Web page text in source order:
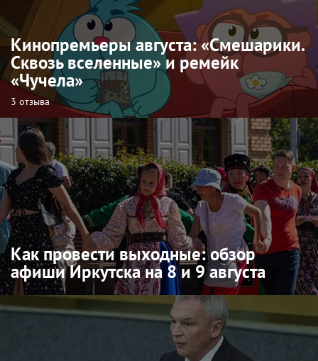
Кинопремьеры августа: «Смешарики.
Сквозь вселенные» и ремейк
«Чучела»
3 отзыва
Как провести выходные: обзор
афиши Иркутска на 8 и 9 августа